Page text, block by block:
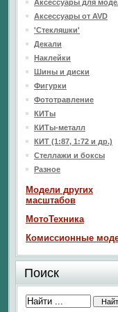
Аксессуары для
Аксессуары от AVD
'Стекляшки'
Декали
Наклейки
Шины и диски
Фигурки
Фототравление
КИТы
КИТы-металл
КИТ (1:87, 1:72 и др.)
Стеллажи и боксы
Разное
Модели других
масштабов
МотоТехника
Комиссионные
Поиск